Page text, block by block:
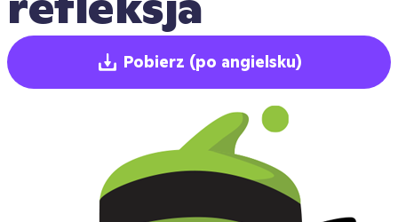
Pobierz (po angielsku)